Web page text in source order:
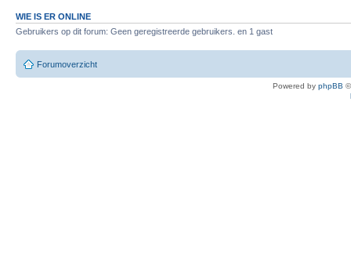
WIE IS ER ONLINE
Gebruikers op dit forum: Geen geregistreerde gebruikers. en 1 gast
Forumoverzicht
Powered by phpBB